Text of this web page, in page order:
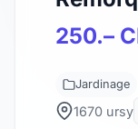
250.–
Jardinage
1670 ursy